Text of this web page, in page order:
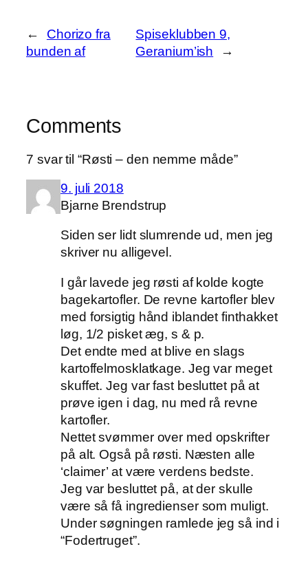
←
Chorizo fra
bunden af
Spiseklubben 9,
Geranium’ish
→
Comments
7 svar til “Røsti – den nemme måde”
9. juli 2018
Bjarne Brendstrup
Siden ser lidt slumrende ud, men jeg
skriver nu alligevel.
I går lavede jeg røsti af kolde kogte
bagekartofler. De revne kartofler blev
med forsigtig hånd iblandet finthakket
løg, 1/2 pisket æg, s & p.
Det endte med at blive en slags
kartoffelmosklatkage. Jeg var meget
skuffet. Jeg var fast besluttet på at
prøve igen i dag, nu med rå revne
kartofler.
Nettet svømmer over med opskrifter
på alt. Også på røsti. Næsten alle
‘claimer’ at være verdens bedste.
Jeg var besluttet på, at der skulle
være så få ingredienser som muligt.
Under søgningen ramlede jeg så ind i
“Fodertruget”.